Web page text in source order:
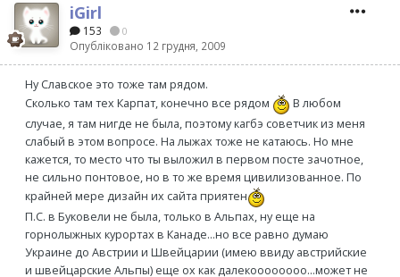
iGirl
153 0
Опубліковано 12 грудня, 2009
Ну Славское это тоже там рядом.
Сколько там тех Карпат, конечно все рядом
В любом
случае, я там нигде не была, поэтому кагбэ советчик из меня
слабый в этом вопросе. На лыжах тоже не катаюсь. Но мне
кажется, то место что ты выложил в первом посте зачотное,
не сильно понтовое, но в то же время цивилизованное. По
крайней мере дизайн их сайта приятен
П.С. в Буковели не была, только в Альпах, ну еще на
горнолыжных курортах в Канаде...но все равно думаю
Украине до Австрии и Швейцарии (имею ввиду австрийские
и швейцарские Альпы) еще ох как далекоооооооо...может не